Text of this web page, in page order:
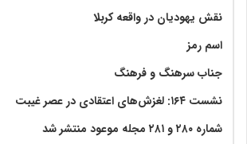
نقش یهودیان در واقعه کربلا
اسم رمز
جناب سرهنگ و فرهنگ
نشست ۱۶۴: لغزش‌های اعتقادی در عصر غیبت
شماره ۲۸۰ و ۲۸۱ مجله موعود منتشر شد